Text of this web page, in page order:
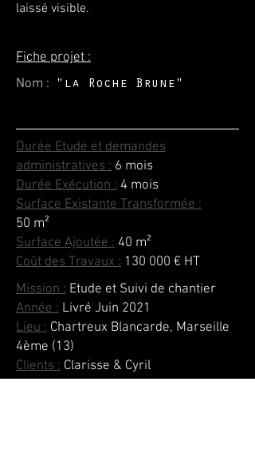
laissé visible.
Fiche projet :
Nom :
"la Roche Brune"
Durée Etude et demandes
administratives : 6 mois
Durée Exécution : 4 mois
Surface Existante Transformée :
50 m²
Surface Ajoutée : 40 m²
Coût des Travaux : 130 000 € HT
Mission : Etude et Suivi de chantier
Année : Livré Juin 2021
Lieu : Chartreux Blancarde, Marseille
4ème (13)
Clients : Clarisse & Cyril